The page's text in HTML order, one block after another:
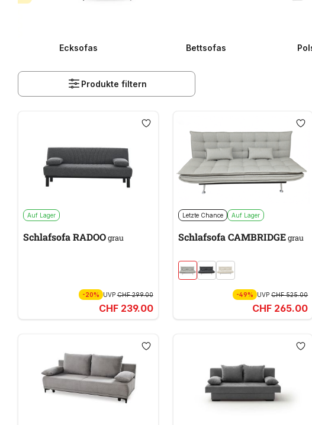
Ecksofas Bettsofas
Produkte filtern
Auf Lager
Schlafsofa RADOOgrau
-20% UVPCHF 299.00
CHF 239.00
Letzte Chance Auf Lager
Schlafsofa CAMBRIDGEgrau
-49% UVPCHF 525.00
CHF 265.00